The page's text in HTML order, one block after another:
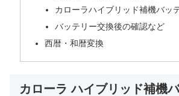
カローラハイブリッド補機バッ
バッテリー交換後の確認など
西暦・和暦変換
カローラ ハイブリッド補機